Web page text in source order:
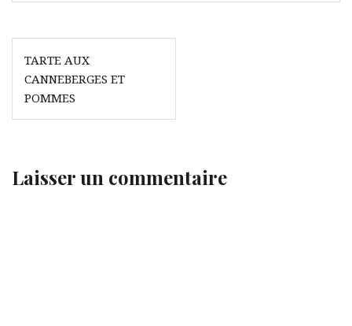
Navigation
de
l’article
TARTE AUX
CANNEBERGES ET
POMMES
Laisser un commentaire